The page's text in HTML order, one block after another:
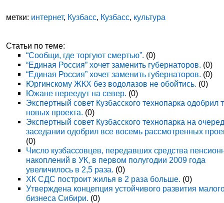
метки: интернет, Кузбасс, Кузбасс, культура
Статьи по теме:
“Сообщи, где торгуют смертью”. (0)
“Единая Россия” хочет заменить губернаторов. (0)
“Единая Россия” хочет заменить губернаторов. (0)
Юргинскому ЖКХ без водолазов не обойтись. (0)
Южане переедут на север. (0)
Экспертный совет Кузбасского технопарка одобрил
новых проекта. (0)
Экспертный совет Кузбасского технопарка на
заседании одобрил все восемь рассмотренных
(0)
Число кузбассовцев, передавших средства
накоплений в УК, в первом полугодии 2009 года
увеличилось в 2,5 раза. (0)
ХК СДС построит жилья в 2 раза больше. (0)
Утверждена концепция устойчивого развития
бизнеса Сибири. (0)